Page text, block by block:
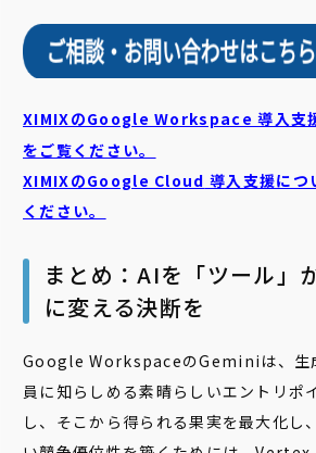
XIMIXのGoogle Workspace 導入支
をご覧ください。
XIMIXのGoogle Cloud 導入支援につ
ください。
まとめ：AIを「ツール」
に変える決断を
Google WorkspaceのGeminiは、生
員に知らしめる素晴らしいエントリポ
し、そこから得られる果実を最大化し